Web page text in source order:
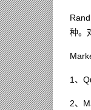
种。
1、
2、